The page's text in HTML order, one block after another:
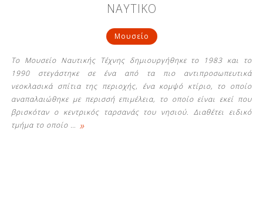
ΝΑΥΤΙΚΟ
Μουσείο
Το Μουσείο Ναυτικής Τέχνης δημιουργήθηκε το 1983 και το
1990 στεγάστηκε σε ένα από τα πιο αντιπροσωπευτικά
νεοκλασικά σπίτια της περιοχής, ένα κομψό κτίριο, το οποίο
αναπαλαιώθηκε με περισσή επιμέλεια, το οποίο είναι εκεί που
βρισκόταν ο κεντρικός ταρσανάς του νησιού. Διαθέτει ειδικό
τμήμα το οποίο … »